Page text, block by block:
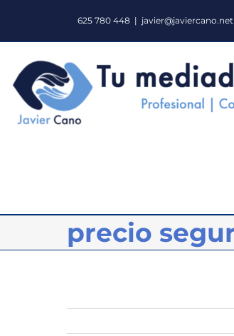
625 780 448 | javier@javiercano.net
precio